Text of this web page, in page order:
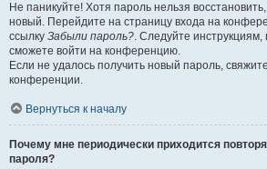
Не паникуйте! Хотя пароль нельзя
новый. Перейдите на страницу входа на
ссылку Забыли пароль?. Следуйте инструкциям,
сможете войти на конференцию.
Если не удалось получить новый пароль,
конференции.
Вернуться к началу
Почему мне периодически приходится
пароля?